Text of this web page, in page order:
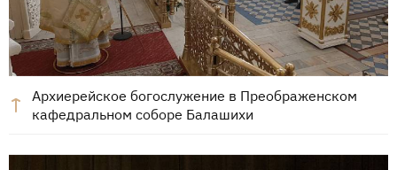
Архиерейское богослужение в Преображенском
кафедральном соборе Балашихи